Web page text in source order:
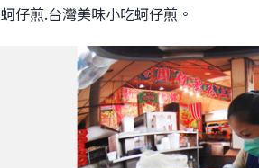
蚵仔煎.台灣美味小吃蚵仔煎。